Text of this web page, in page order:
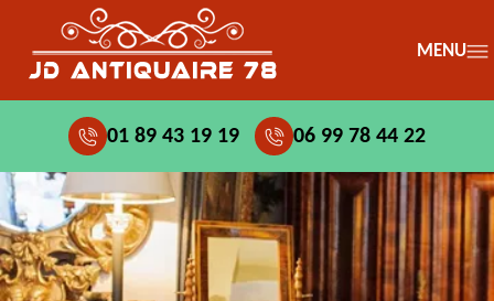
MENU
01 89 43 19 19 06 99 78 44 22